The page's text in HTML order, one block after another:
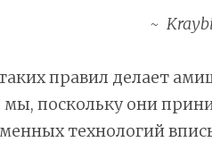
правил делает
мы, поскольку они
технологий